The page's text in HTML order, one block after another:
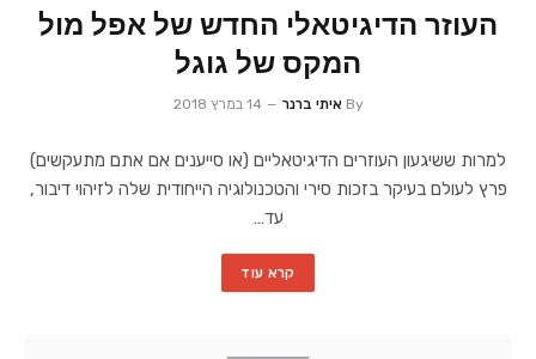
העוזר הדיגיטאלי החדש של אפל מול
המקס של גוגל
By איתי ברנר 14 במרץ 2018
למרות ששיגעון העוזרים הדיגיטאליים (או סייענים אם אתם מתעקשים)
פרץ לעולם בעיקר בזכות סירי והטכנולוגיה הייחודית שלה לזיהוי דיבור,
עד…
קרא עוד